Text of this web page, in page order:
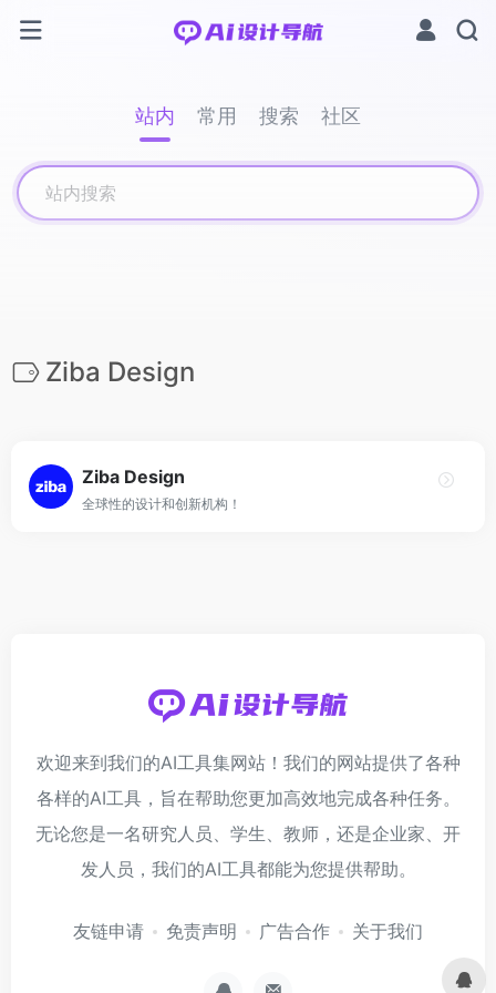
站内 常用 搜索 社区
Ziba Design
Ziba Design
全球性的设计和创新机构！
欢迎来到我们的AI工具集网站！我们的网站提供了各种
各样的AI工具，旨在帮助您更加高效地完成各种任务。
无论您是一名研究人员、学生、教师，还是企业家、开
发人员，我们的AI工具都能为您提供帮助。
友链申请 免责声明 广告合作 关于我们